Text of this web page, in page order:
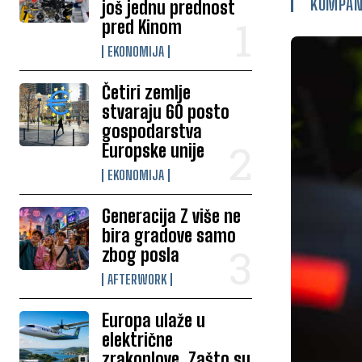
još jednu prednost
pred Kinom
EKONOMIJA
Četiri zemlje
stvaraju 60 posto
gospodarstva
Europske unije
EKONOMIJA
Generacija Z više ne
bira gradove samo
zbog posla
AFTERWORK
Europa ulaže u
električne